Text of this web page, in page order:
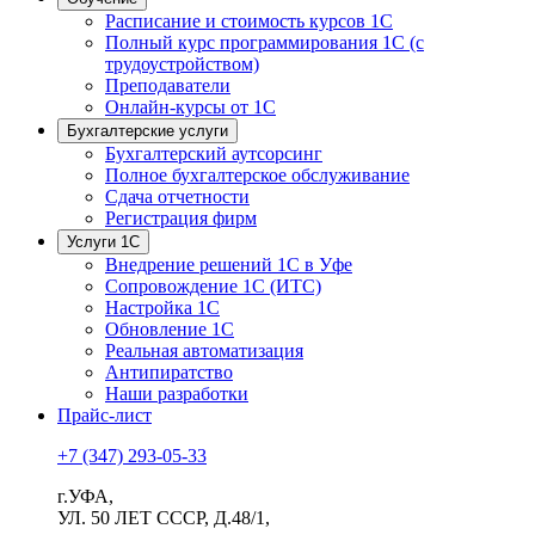
Расписание и стоимость курсов 1С
Полный курс программирования 1С (с
трудоустройством)
Преподаватели
Онлайн-курсы от 1С
Бухгалтерские услуги
Бухгалтерский аутсорсинг
Полное бухгалтерское обслуживание
Сдача отчетности
Регистрация фирм
Услуги 1С
Внедрение решений 1С в Уфе
Сопровождение 1С (ИТС)
Настройка 1С
Обновление 1С
Реальная автоматизация
Антипиратство
Наши разработки
Прайс-лист
+7 (347) 293-05-33
г.УФА,
УЛ. 50 ЛЕТ СССР, Д.48/1,